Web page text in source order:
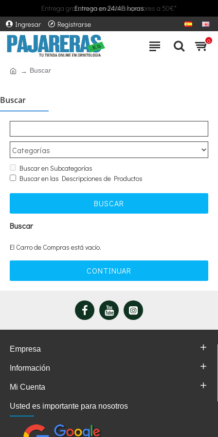
Entrega gratuita en pedidos superiores a 50€*
Entrega en 24/48 horas
Ingresar
Registrarse
0
Buscar
Buscar
Buscar en Subcategorías
Buscar en las Descripciones de Productos
BUSCAR
Buscar
El Carro de Compras está vacío.
CONTINUAR
Empresa
Información
Mi Cuenta
Usted es importante para nosotros